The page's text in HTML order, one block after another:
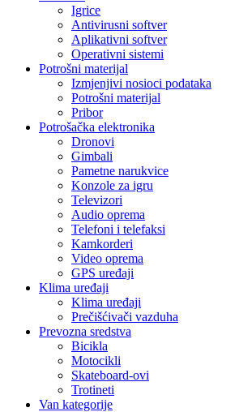
Igrice
Antivirusni softver
Aplikativni softver
Operativni sistemi
Potrošni materijal
Izmjenjivi nosioci podataka
Potrošni materijal
Pribor
Potrošačka elektronika
Dronovi
Gimbali
Pametne narukvice
Konzole za igru
Televizori
Audio oprema
Telefoni i telefaksi
Kamkorderi
Video oprema
GPS uređaji
Klima uređaji
Klima uređaji
Prečišćivači vazduha
Prevozna sredstva
Bicikla
Motocikli
Skateboard-ovi
Trotineti
Van kategorije